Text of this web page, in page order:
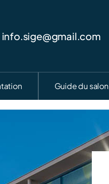
info.sige@gmail.com
Guide du salon